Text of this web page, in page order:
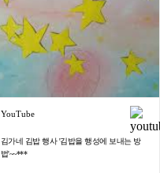
YouTube
김가네 김밥 행사 '김밥을 행성에 보내는 방
법'~~***